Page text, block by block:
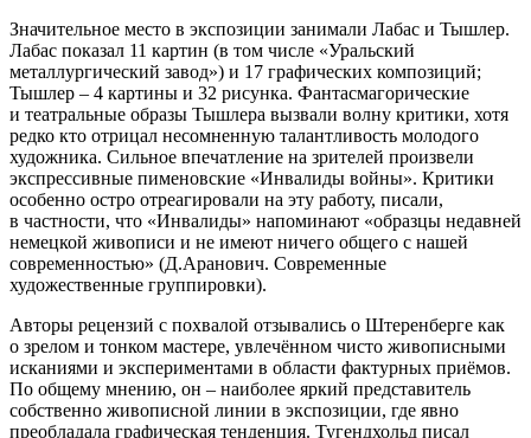
Значительное место в экспозиции занимали Лабас и Тышлер.
Лабас показал 11 картин (в том числе «Уральский
металлургический завод») и 17 графических композиций;
Тышлер – 4 картины и 32 рисунка. Фантасмагорические
и театральные образы Тышлера вызвали волну критики, хотя
редко кто отрицал несомненную талантливость молодого
художника. Сильное впечатление на зрителей произвели
экспрессивные пименовские «Инвалиды войны». Критики
особенно остро отреагировали на эту работу, писали,
в частности, что «Инвалиды» напоминают «образцы недавней
немецкой живописи и не имеют ничего общего с нашей
современностью» (Д.Аранович. Современные
художественные группировки).
Авторы рецензий с похвалой отзывались о Штеренберге как
о зрелом и тонком мастере, увлечённом чисто живописными
исканиями и экспериментами в области фактурных приёмов.
По общему мнению, он – наиболее яркий представитель
собственно живописной линии в экспозиции, где явно
преобладала графическая тенденция. Тугендхольд писал